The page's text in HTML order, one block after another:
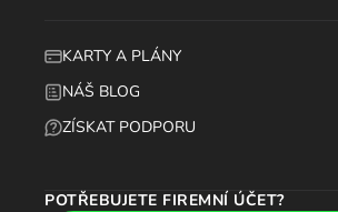
KARTY A PLÁNY
NÁŠ BLOG
ZÍSKAT PODPORU
POTŘEBUJETE FIREMNÍ ÚČET?